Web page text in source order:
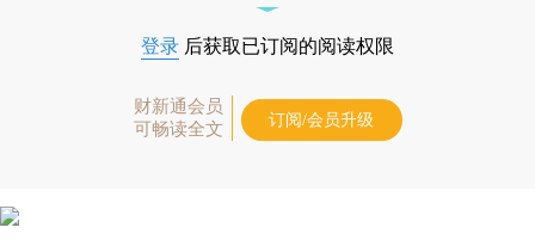
登录 后获取已订阅的阅读权限
财新通会员
可畅读全文
订阅/会员升级